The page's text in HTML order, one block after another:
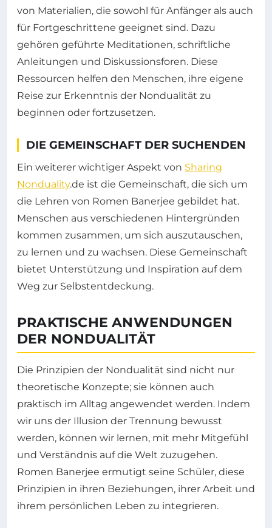
von Materialien, die sowohl für Anfänger als auch
für Fortgeschrittene geeignet sind. Dazu
gehören geführte Meditationen, schriftliche
Anleitungen und Diskussionsforen. Diese
Ressourcen helfen den Menschen, ihre eigene
Reise zur Erkenntnis der Nondualität zu
beginnen oder fortzusetzen.
DIE GEMEINSCHAFT DER SUCHENDEN
Ein weiterer wichtiger Aspekt von Sharing
Nonduality.de ist die Gemeinschaft, die sich um
die Lehren von Romen Banerjee gebildet hat.
Menschen aus verschiedenen Hintergründen
kommen zusammen, um sich auszutauschen,
zu lernen und zu wachsen. Diese Gemeinschaft
bietet Unterstützung und Inspiration auf dem
Weg zur Selbstentdeckung.
PRAKTISCHE ANWENDUNGEN
DER NONDUALITÄT
Die Prinzipien der Nondualität sind nicht nur
theoretische Konzepte; sie können auch
praktisch im Alltag angewendet werden. Indem
wir uns der Illusion der Trennung bewusst
werden, können wir lernen, mit mehr Mitgefühl
und Verständnis auf die Welt zuzugehen.
Romen Banerjee ermutigt seine Schüler, diese
Prinzipien in ihren Beziehungen, ihrer Arbeit und
ihrem persönlichen Leben zu integrieren.